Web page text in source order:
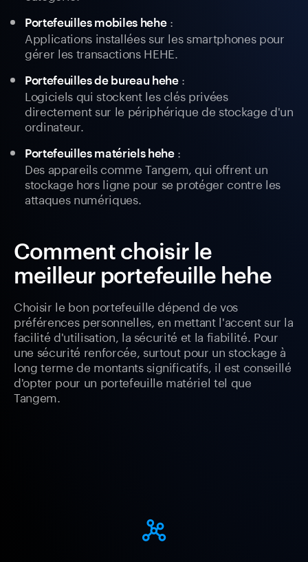
Portefeuilles mobiles hehe:
Applications installées sur les smartphones pour
gérer les transactions HEHE.
Portefeuilles de bureau hehe:
Logiciels qui stockent les clés privées
directement sur le périphérique de stockage d'un
ordinateur.
Portefeuilles matériels hehe:
Des appareils comme Tangem, qui offrent un
stockage hors ligne pour se protéger contre les
attaques numériques.
Comment choisir le
meilleur portefeuille hehe
Choisir le bon portefeuille dépend de vos
préférences personnelles, en mettant l'accent sur la
facilité d'utilisation, la sécurité et la fiabilité. Pour
une sécurité renforcée, surtout pour un stockage à
long terme de montants significatifs, il est conseillé
d'opter pour un portefeuille matériel tel que
Tangem.